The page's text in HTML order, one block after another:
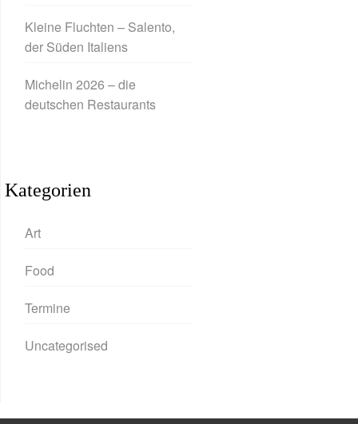
Kleine Fluchten – Salento,
der Süden Italiens
Michelin 2026 – die
deutschen Restaurants
Kategorien
Art
Food
Termine
Uncategorised